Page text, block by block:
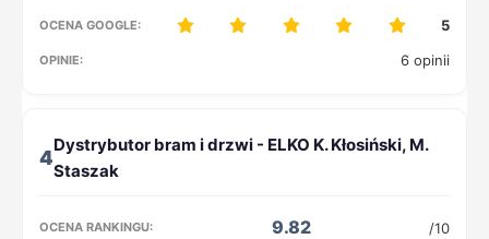
5
6 opinii
4
9.82 /10